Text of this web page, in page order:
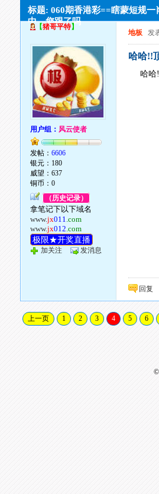
标题: 060期香港彩==瞎蒙短规
中，您跟了吗
【猪哥平特】
用户组： 风云使者
发帖：6606
银元：180
威望：637
铜币：0
（历史记录）
拿笔记下以下域名
www.jx011.com
www.jx012.com
极限★开奖直播
加关注 发消息
地板 发
哈哈!!
哈哈
回复
上一页 1 2 3 4 5 6